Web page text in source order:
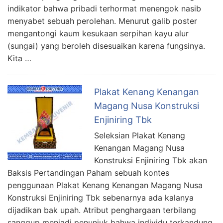
indikator bahwa pribadi terhormat menengok nasib
menyabet sebuah perolehan. Menurut galib poster
mengantongi kaum kesukaan serpihan kayu alur
(sungai) yang beroleh disesuaikan karena fungsinya.
Kita …
Plakat Kenang Kenangan
Magang Nusa Konstruksi
Enjiniring Tbk
Seleksian Plakat Kenang
Kenangan Magang Nusa
Konstruksi Enjiniring Tbk akan
Baksis Pertandingan Paham sebuah kontes
penggunaan Plakat Kenang Kenangan Magang Nusa
Konstruksi Enjiniring Tbk sebenarnya ada kalanya
dijadikan bak upah. Atribut penghargaan terbilang